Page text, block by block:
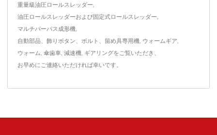
重量級油圧ロールスレッダー
油圧ロールスレッダーおよび固定式ロールスレッダー
マルチパーパス成形機
自動部品、飾りボタン、ボルト、留め具専用機 ウォームギア
ウォーム 傘歯車 減速機 ギアリングをご覧いただき、
お早めにご連絡いただければ幸いです。